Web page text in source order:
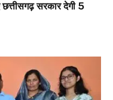
सरकार देगी 5